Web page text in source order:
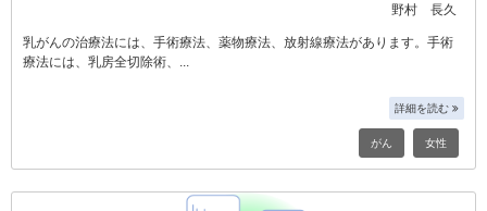
野村 長久
乳がんの治療法には、手術療法、薬物療法、放射線療法があります。手術
療法には、乳房全切除術、
詳細を読む
がん 女性